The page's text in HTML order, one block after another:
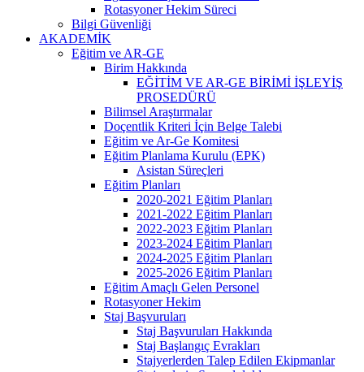
Rotasyoner Hekim Süreci
Bilgi Güvenliği
AKADEMİK
Eğitim ve AR-GE
Birim Hakkında
EĞİTİM VE AR-GE BİRİMİ İŞLEYİŞ
PROSEDÜRÜ
Bilimsel Araştırmalar
Doçentlik Kriteri İçin Belge Talebi
Eğitim ve Ar-Ge Komitesi
Eğitim Planlama Kurulu (EPK)
Asistan Süreçleri
Eğitim Planları
2020-2021 Eğitim Planları
2021-2022 Eğitim Planları
2022-2023 Eğitim Planları
2023-2024 Eğitim Planları
2024-2025 Eğitim Planları
2025-2026 Eğitim Planları
Eğitim Amaçlı Gelen Personel
Rotasyoner Hekim
Staj Başvuruları
Staj Başvuruları Hakkında
Staj Başlangıç Evrakları
Stajyerlerden Talep Edilen Ekipmanlar